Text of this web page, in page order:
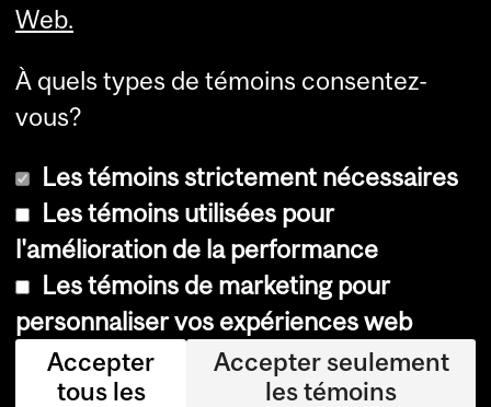
© Université McGill, 2026
Accessibilité
Avis sur les témoins
Paramètres des témoins
Web.
À quels types de témoins consentez-
vous?
Les témoins strictement nécessaires
Les témoins utilisées pour
l'amélioration de la performance
Les témoins de marketing pour
personnaliser vos expériences web
Accepter
tous les
Accepter seulement
les témoins